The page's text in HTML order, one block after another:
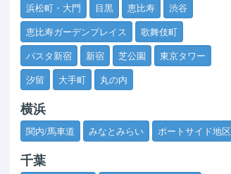
浜松町・大門
目黒 恵比寿
渋谷
恵比寿ガーデンプレイス
歌舞伎町
バスタ新宿
新宿 芝公園
東京タワー
汐留
大手町 丸の内
横浜
関内/馬車道 みなとみらい ポートサイド地区
千葉